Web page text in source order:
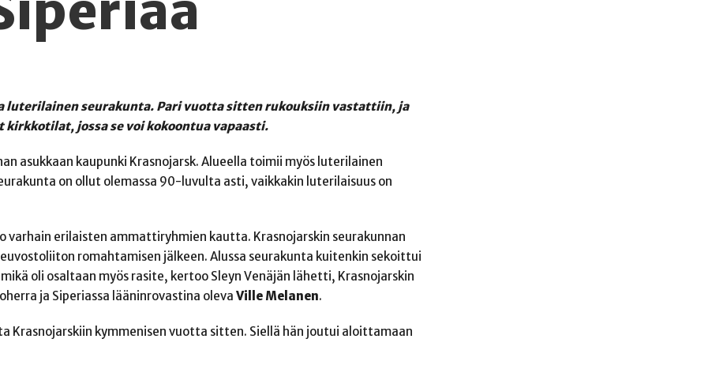
luterilainen seurakunta. Pari vuotta sitten rukouksiin vastattiin, ja
jossa se voi kokoontua vapaasti.
asukkaan kaupunki Krasnojarsk. Alueella toimii myös luterilainen
on ollut olemassa 90-luvulta asti, vaikkakin luterilaisuus on
varhain erilaisten ammattiryhmien kautta. Krasnojarskin seurakunnan
romahtamisen jälkeen. Alussa seurakunta kuitenkin sekoittui
oli osaltaan myös rasite, kertoo Sleyn Venäjän lähetti, Krasnojarskin
ja Siperiassa lääninrovastina oleva Ville Melanen.
Krasnojarskiin kymmenisen vuotta sitten. Siellä hän joutui aloittamaan